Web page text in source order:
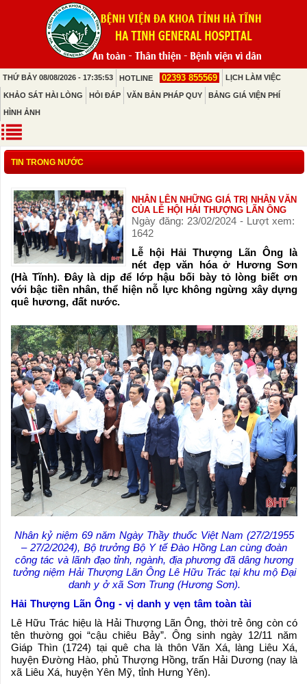
THỨ BẢY 08/08/2026 - 17:35:53 HOTLINE 02393 855569 LỊCH LÀM VIỆC
KHẢO SÁT HÀI LÒNG HỎI ĐÁP VĂN BẢN PHÁP QUY BẢNG GIÁ VIỆN PHÍ
HÌNH ẢNH
TIN TRONG NƯỚC
NHÂN LÊN NHỮNG GIÁ TRỊ NHÂN VĂN
CỦA LỄ HỘI HẢI THƯỢNG LÃN ÔNG
Ngày đăng: 23/02/2024 - Lượt xem:
1642
Lễ hội Hải Thượng Lãn Ông là
nét đẹp văn hóa ở Hương Sơn
(Hà Tĩnh). Đây là dịp để lớp hậu bối bày tỏ lòng biết ơn
với bậc tiền nhân, thể hiện nỗ lực không ngừng xây dựng
quê hương, đất nước.
Nhân kỷ niệm 69 năm Ngày Thầy thuốc Việt Nam (27/2/1955
– 27/2/2024), Bộ trưởng Bộ Y tế Đào Hồng Lan cùng đoàn
công tác và lãnh đạo tỉnh, ngành, địa phương đã dâng hương
tưởng niệm Hải Thượng Lãn Ông Lê Hữu Trác tại khu mộ Đại
danh y ở xã Sơn Trung (Hương Sơn).
Hải Thượng Lãn Ông - vị danh y vẹn tâm toàn tài
Lê Hữu Trác hiệu là Hải Thượng Lãn Ông, thời trẻ ông còn có
tên thường gọi “cậu chiêu Bảy”. Ông sinh ngày 12/11 năm
Giáp Thìn (1724) tại quê cha là thôn Văn Xá, làng Liêu Xá,
huyện Đường Hào, phủ Thượng Hồng, trấn Hải Dương (nay là
xã Liêu Xá, huyện Yên Mỹ, tỉnh Hưng Yên).